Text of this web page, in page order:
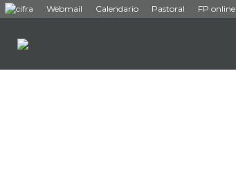
Webmail Calendario Pastoral FP online